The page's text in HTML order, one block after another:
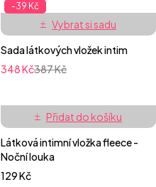
-39 Kč
Vybrat si sadu
Sada látkových vložek intim
387Kč
348Kč
Přidat do košíku
Látková intimní vložka fleece -
Noční louka
129Kč